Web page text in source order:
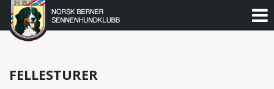
Gå
Norsk
Berner
Sennenhundklubb
FELLESTURER